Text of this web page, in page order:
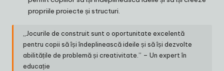
propriile proiecte și structuri.
„Jocurile de construit sunt o oportunitate excelentă
pentru copii să își îndeplinească ideile și să își dezvolte
abilitățile de problemă și creativitate.” – Un expert în
educație